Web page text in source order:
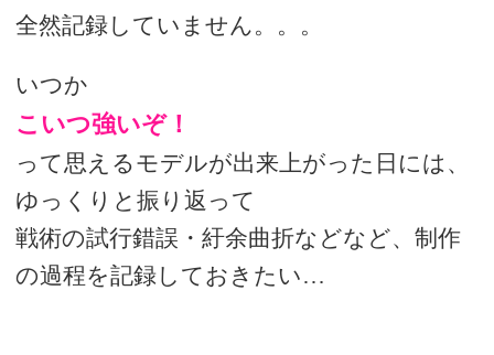
全然記録していません。。。
いつか
こいつ強いぞ！
って思えるモデルが出来上がった日には、
ゆっくりと振り返って
戦術の試行錯誤・紆余曲折などなど、制作
の過程を記録しておきたい…